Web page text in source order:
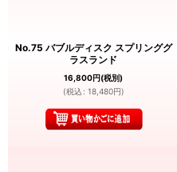
No.75 バブルディスク スプリンググ
ラスランド
16,800円(税別)
(税込 : 18,480円)